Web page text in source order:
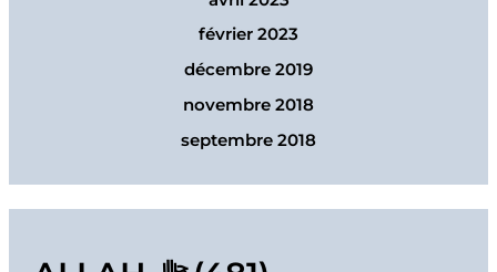
février 2023
décembre 2019
novembre 2018
septembre 2018